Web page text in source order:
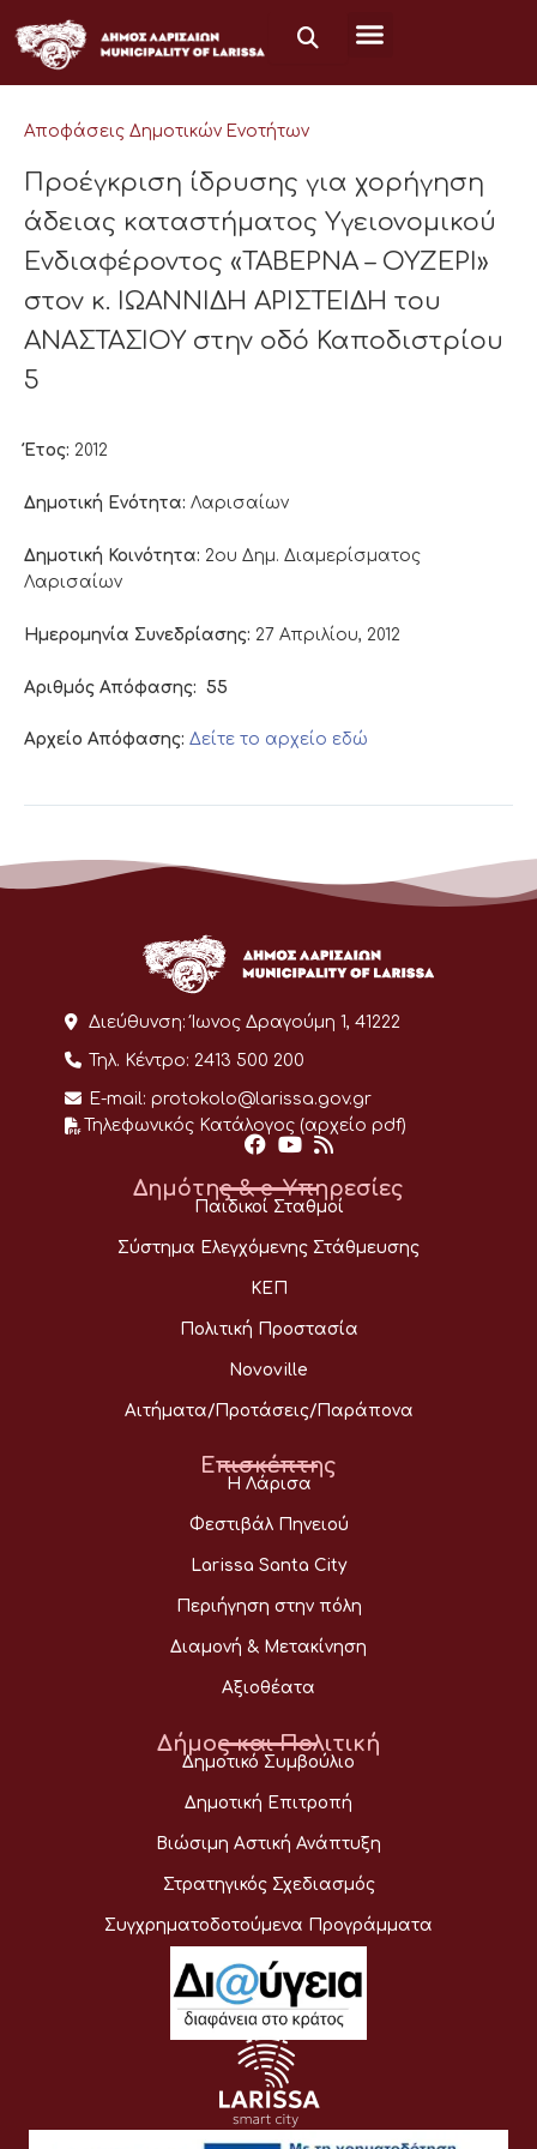
στο
περιεχόμενο
Αποφάσεις Δημοτικών Ενοτήτων
Προέγκριση ίδρυσης για χορήγηση
άδειας καταστήματος Υγειονομικού
Ενδιαφέροντος «ΤΑΒΕΡΝΑ – ΟΥΖΕΡΙ»
στον κ. ΙΩΑΝΝΙΔΗ ΑΡΙΣΤΕΙΔΗ του
ΑΝΑΣΤΑΣΙΟΥ στην οδό Καποδιστρίου
5
Έτος: 2012
Δημοτική Ενότητα: Λαρισαίων
Δημοτική Κοινότητα: 2ου Δημ. Διαμερίσματος
Λαρισαίων
Ημερομηνία Συνεδρίασης: 27 Απριλίου, 2012
Αριθμός Απόφασης: 55
Αρχείο Απόφασης: Δείτε το αρχείο εδώ
Διεύθυνση: Ίωνος Δραγούμη 1, 41222
Τηλ. Κέντρο: 2413 500 200
E-mail: protokolo@larissa.gov.gr
Τηλεφωνικός Κατάλογος (αρχείο pdf)
Δημότης & e-Υπηρεσίες
Παιδικοί Σταθμοί
Σύστημα Ελεγχόμενης Στάθμευσης
ΚΕΠ
Πολιτική Προστασία
Novoville
Αιτήματα/Προτάσεις/Παράπονα
Επισκέπτης
Η Λάρισα
Φεστιβάλ Πηνειού
Larissa Santa City
Περιήγηση στην πόλη
Διαμονή & Μετακίνηση
Αξιοθέατα
Δήμος και Πολιτική
Δημοτικό Συμβούλιο
Δημοτική Επιτροπή
Βιώσιμη Αστική Ανάπτυξη
Στρατηγικός Σχεδιασμός
Συγχρηματοδοτούμενα Προγράμματα